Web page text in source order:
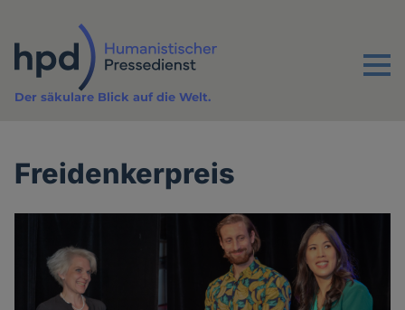
Inhalt
Menu
Der säkulare Blick auf die Welt.
Freidenkerpreis